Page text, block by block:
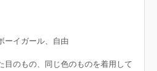
ーイガール、自由
目のもの、同じ色のものを着用して